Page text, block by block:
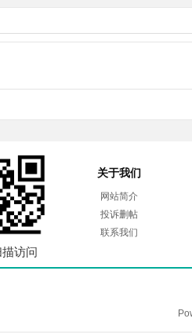
访问
关于我们
网站简介
投诉删帖
联系我们